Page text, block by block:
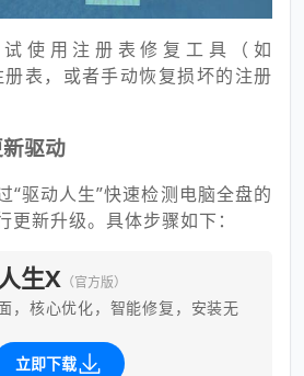
使用注册表修复工具（如
表，或者手动恢复损坏的注册
驱动
“驱动人生”快速检测电脑全盘的
更新升级。具体步骤如下：
生X （官方版）
，核心优化，智能修复，安装无
立即下载